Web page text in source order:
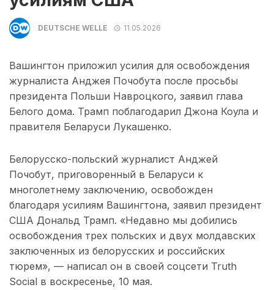
DEUTSCHE WELLE 11.05.2026
Вашингтон приложил усилия для освобождения
журналиста Анджея Почобута после просьбы
президента Польши Навроцкого, заявил глава
Белого дома. Трамп поблагодарил Джона Коула и
правителя Беларуси Лукашенко.
Белорусско-польский журналист Анджей
Почобут, приговоренный в Беларуси к
многолетнему заключению, освобожден
благодаря усилиям Вашингтона, заявил президент
США Дональд Трамп. «Недавно мы добились
освобождения трех польских и двух молдавских
заключенных из белорусских и российских
тюрем», — написал он в своей соцсети Truth
Social в воскресенье, 10 мая.